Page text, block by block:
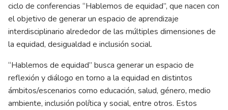
ciclo de conferencias “Hablemos de equidad”, que nacen con
el objetivo de generar un espacio de aprendizaje
interdisciplinario alrededor de las múltiples dimensiones de
la equidad, desigualdad e inclusión social.
“Hablemos de equidad” busca generar un espacio de
reflexión y diálogo en torno a la equidad en distintos
ámbitos/escenarios como educación, salud, género, medio
ambiente, inclusión política y social, entre otros. Estos